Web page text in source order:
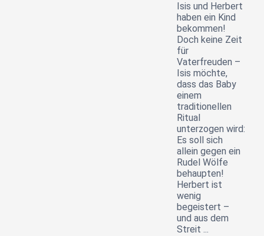
Isis und Herbert
haben ein Kind
bekommen!
Doch keine Zeit
für
Vaterfreuden –
Isis möchte,
dass das Baby
einem
traditionellen
Ritual
unterzogen wird:
Es soll sich
allein gegen ein
Rudel Wölfe
behaupten!
Herbert ist
wenig
begeistert –
und aus dem
Streit ...